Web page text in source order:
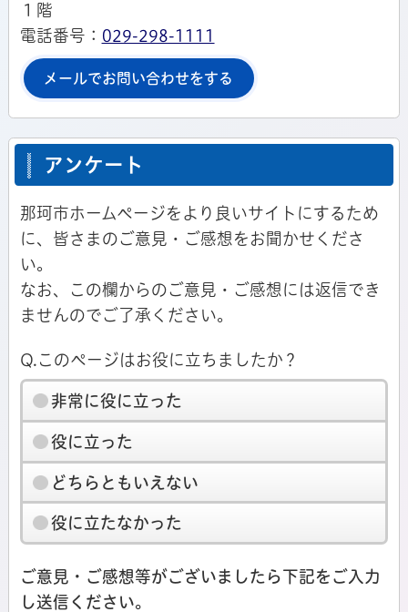
１階
電話番号： 029-298-1111
メールでお問い合わせをする
アンケート
那珂市ホームページをより良いサイトにするため
に、皆さまのご意見・ご感想をお聞かせくださ
い。
なお、この欄からのご意見・ご感想には返信でき
ませんのでご了承ください。
Q.このページはお役に立ちましたか？
非常に役に立った
役に立った
どちらともいえない
役に立たなかった
ご意見・ご感想等がございましたら下記をご入力
し送信ください。